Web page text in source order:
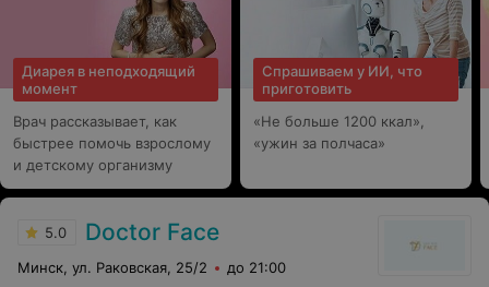
Диарея в неподходящий
момент
Врач рассказывает, как
быстрее помочь взрослому
и детскому организму
Спрашиваем у ИИ, что
приготовить
«Не больше 1200 ккал»,
«ужин за полчаса»
5.0 Doctor Face
Минск, ул. Раковская, 25/2 до 21:00